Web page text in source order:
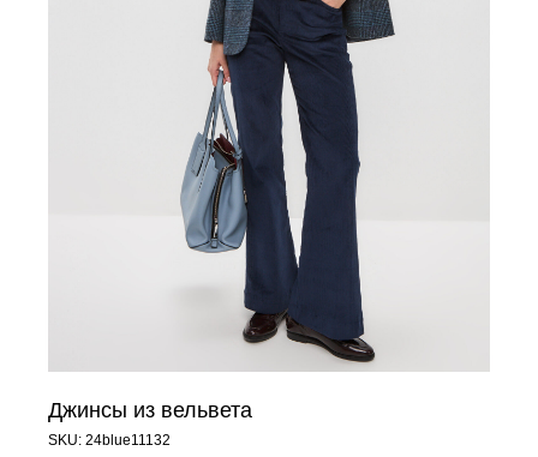
Джинсы из вельвета
SKU: 24blue11132